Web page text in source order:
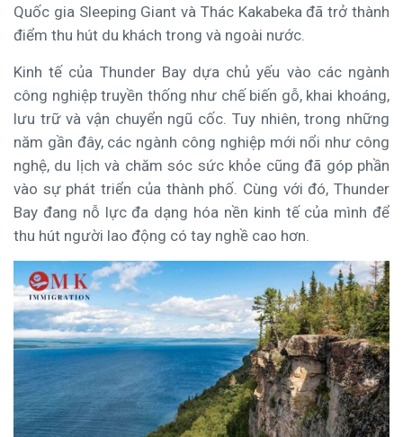
Quốc gia Sleeping Giant và Thác Kakabeka đã trở thành
điểm thu hút du khách trong và ngoài nước.
Kinh tế của Thunder Bay dựa chủ yếu vào các ngành
công nghiệp truyền thống như chế biến gỗ, khai khoáng,
lưu trữ và vận chuyển ngũ cốc. Tuy nhiên, trong những
năm gần đây, các ngành công nghiệp mới nổi như công
nghệ, du lịch và chăm sóc sức khỏe cũng đã góp phần
vào sự phát triển của thành phố. Cùng với đó, Thunder
Bay đang nỗ lực đa dạng hóa nền kinh tế của mình để
thu hút người lao động có tay nghề cao hơn.